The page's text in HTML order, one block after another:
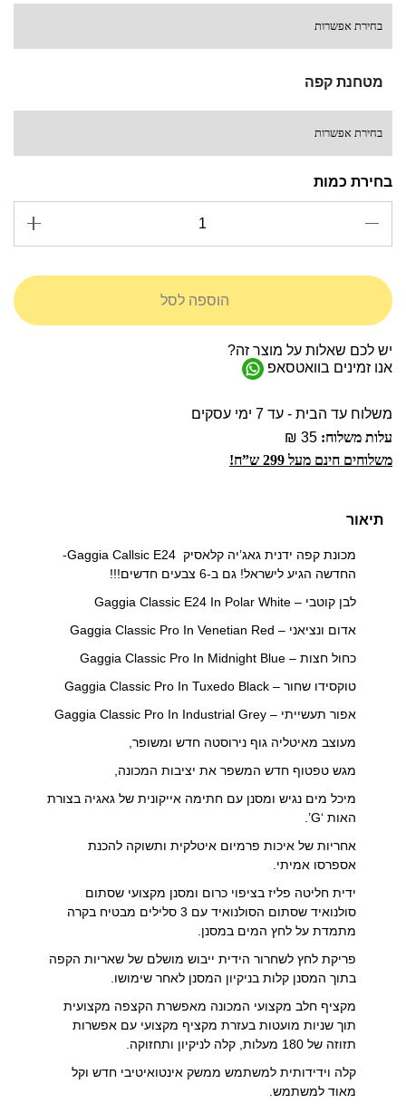
מטחנת קפה
הוספה לסל
יש לכם שאלות על מוצר זה?
אנו זמינים בוואטסאפ
משלוח עד הבית - עד 7 ימי עסקים
עלות משלוח:
משלוחים חינם מעל 299 ש”ח!
תיאור
מכונת קפה ידנית גאג’יה קלאסיק Gaggia Callsic E24-
החדשה הגיע לישראל! גם ב-6 צבעים חדשים!!!
לבן קוטבי – Gaggia Classic E24 In Polar White
אדום ונציאני – Gaggia Classic Pro In Venetian Red
כחול חצות – Gaggia Classic Pro In Midnight Blue
טוקסידו שחור – Gaggia Classic Pro In Tuxedo Black
אפור תעשייתי – Gaggia Classic Pro In Industrial Grey
מעוצב מאיטליה גוף נירוסטה חדש ומשופר,
מגש טפטוף חדש המשפר את יציבות המכונה,
מיכל מים נגיש ומסנן עם חתימה אייקונית של גאגיה בצורת
האות ‘G’.
אחריות של איכות פרמיום איטלקית ותשוקה להכנת
אספרסו אמיתי.
ידית חליטה פליז בציפוי כרום ומסנן מקצועי שסתום
סולנואיד שסתום הסולנואיד עם 3 סלילים מבטיח בקרה
מתמדת על לחץ המים במסנן.
פריקת לחץ לשחרור הידית ייבוש מושלם של שאריות הקפה
בתוך המסנן קלות בניקיון המסנן לאחר שימושו.
מקציף חלב מקצועי המכונה מאפשרת הקצפה מקצועית
תוך שניות מועטות בעזרת מקציף מקצועי עם אפשרות
תזוזה של 180 מעלות, קלה לניקיון ותחזוקה.
קלה וידידותית למשתמש ממשק אינטואיטיבי חדש וקל
מאוד למשתמש.